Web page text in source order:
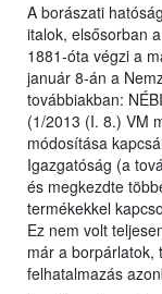
A borászati
italok, elsősorban
1881-óta végzi a
január 8-án a
továbbiakban:
(1/2013 (I. 8.) VM
módosítása
Igazgatóság (a
és megkezdte
termékekkel
Ez nem volt
már a borpárlatok,
felhatalmazás